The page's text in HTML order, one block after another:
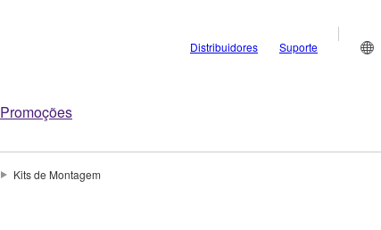
Promoções
Distribuidores Suporte
Kits de Montagem